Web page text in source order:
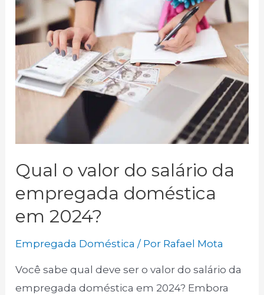
Qual o valor do salário da
empregada doméstica
em 2024?
Empregada Doméstica / Por Rafael Mota
Você sabe qual deve ser o valor do salário da
empregada doméstica em 2024? Embora